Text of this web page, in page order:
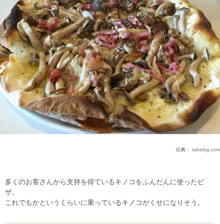
出典： tabelog.com
多くのお客さんから支持を得ているキノコをふんだんに使ったピ
ザ。
これでもかというくらいに乗っているキノコがくせになりそう。